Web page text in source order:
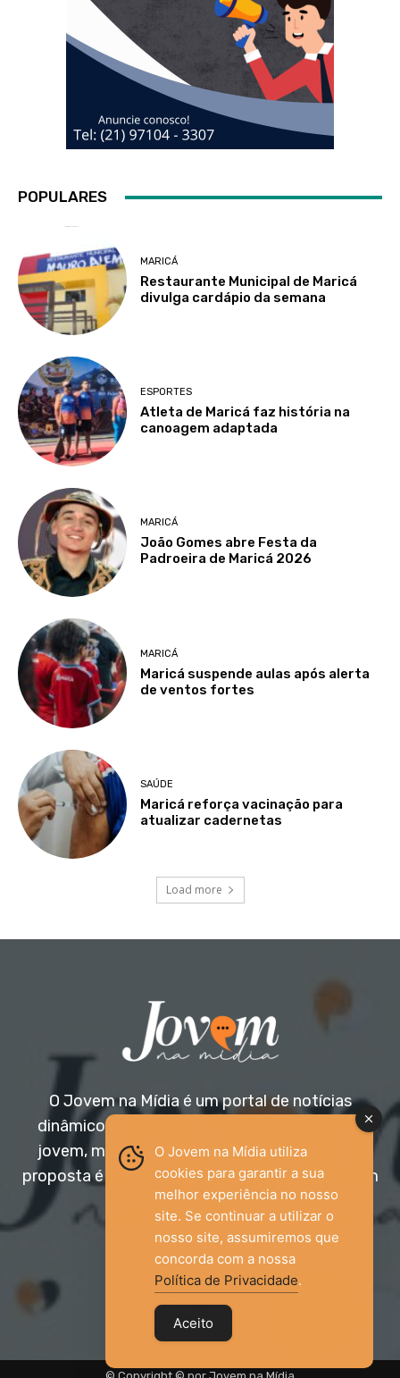
POPULARES
MARICÁ
Restaurante Municipal de Maricá
divulga cardápio da semana
ESPORTES
Atleta de Maricá faz história na
canoagem adaptada
MARICÁ
João Gomes abre Festa da
Padroeira de Maricá 2026
MARICÁ
Maricá suspende aulas após alerta
de ventos fortes
SAÚDE
Maricá reforça vacinação para
atualizar cadernetas
Load more
O Jovem na Mídia é um portal de notícias
dinâmico e acessível, voltado para o público
jovem, mas aberto a todas as idades. Nossa
proposta é trazer informação relevante com um
olhar diferenciado.
Entre em contato:
jovemnamidia2017@gmail.com
O Jovem na Mídia utiliza
cookies para garantir a sua
melhor experiência no nosso
site. Se continuar a utilizar o
nosso site, assumiremos que
concorda com a nossa
Política de Privacidade.
Aceito